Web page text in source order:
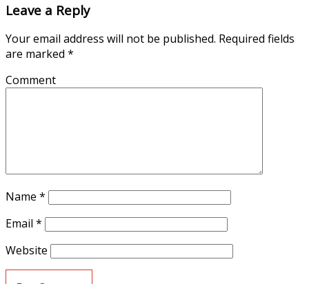
Leave a Reply
Your email address will not be published. Required fields
are marked *
Comment
Name *
Email *
Website